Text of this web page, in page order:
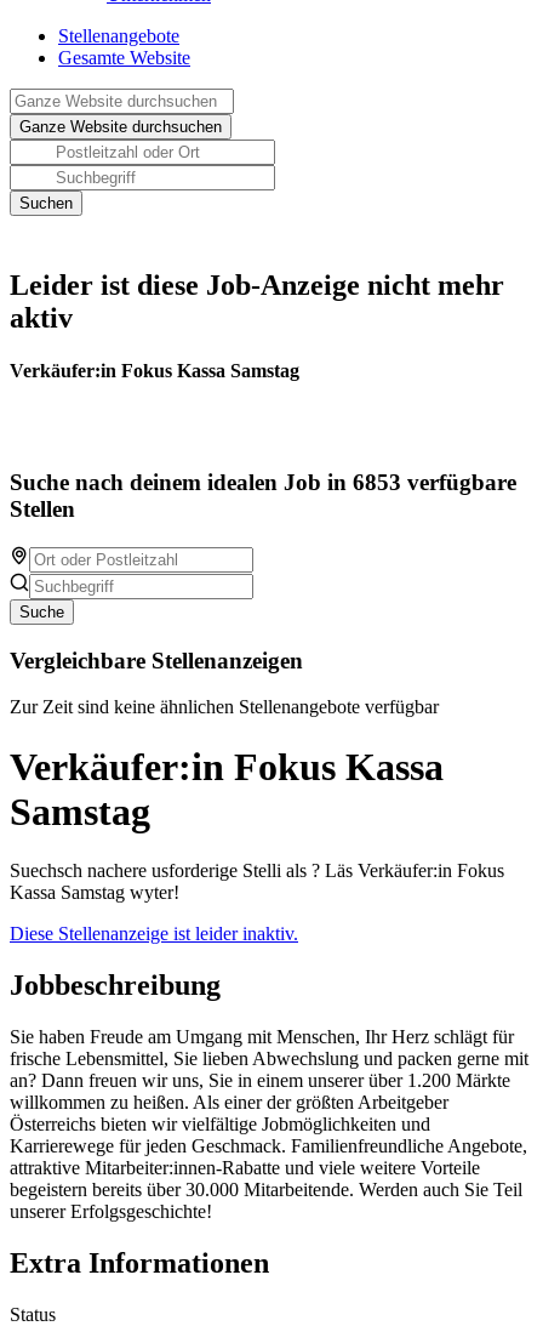
Stellenangebote
Gesamte Website
Leider ist diese Job-Anzeige nicht mehr
aktiv
Verkäufer:in Fokus Kassa Samstag
Suche nach deinem idealen Job in 6853 verfügbare
Stellen
Suche
Vergleichbare Stellenanzeigen
Zur Zeit sind keine ähnlichen Stellenangebote verfügbar
Verkäufer:in Fokus Kassa
Samstag
Suechsch nachere usforderige Stelli als ? Läs Verkäufer:in Fokus
Kassa Samstag wyter!
Diese Stellenanzeige ist leider inaktiv.
Jobbeschreibung
Sie haben Freude am Umgang mit Menschen, Ihr Herz schlägt für
frische Lebensmittel, Sie lieben Abwechslung und packen gerne mit
an? Dann freuen wir uns, Sie in einem unserer über 1.200 Märkte
willkommen zu heißen. Als einer der größten Arbeitgeber
Österreichs bieten wir vielfältige Jobmöglichkeiten und
Karrierewege für jeden Geschmack. Familienfreundliche Angebote,
attraktive Mitarbeiter:innen-Rabatte und viele weitere Vorteile
begeistern bereits über 30.000 Mitarbeitende. Werden auch Sie Teil
unserer Erfolgsgeschichte!
Extra Informationen
Status